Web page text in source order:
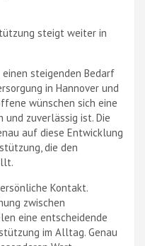
steigt weiter in
steigenden Bedarf
in Hannover und
wünschen sich eine
und zuverlässig ist. Die
auf diese Entwicklung
die den
Kontakt.
zwischen
eine entscheidende
im Alltag. Genau